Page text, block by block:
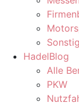
HadelBlog
Alle
PKW